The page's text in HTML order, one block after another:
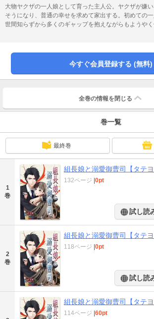
大物ヤクザの一人娘として育った主人公。ヤクザが嫌
そうになり、普通の幸せを求めて家出する。初めての一
世間知らずから多くのギャップを抱えながらもようや
若手敏腕社長は彼女のことを知っていて──。やり手社
今すぐ会員登録する (無料)
全巻の情報を 閉じる
巻一覧
最終巻
1
巻
組長娘と溺愛御曹司【タテヨ
132ページ 0pt
試し読
2
巻
組長娘と溺愛御曹司【タテ
118ページ 0pt
試し読
組長娘と溺愛御曹司【タテ
114ページ 60pt